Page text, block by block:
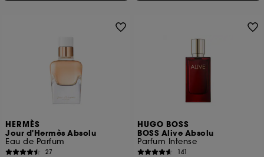
HERMÈS
Jour d'Hermès Absolu
Eau de Parfum
27
HUGO BOSS
BOSS Alive Absolu
Parfum Intense
141